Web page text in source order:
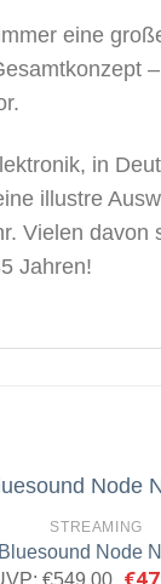
eine
–
in
illustre
Vielen davon
Jahren!
STREAMING
Bluesound Node
€549,00 €